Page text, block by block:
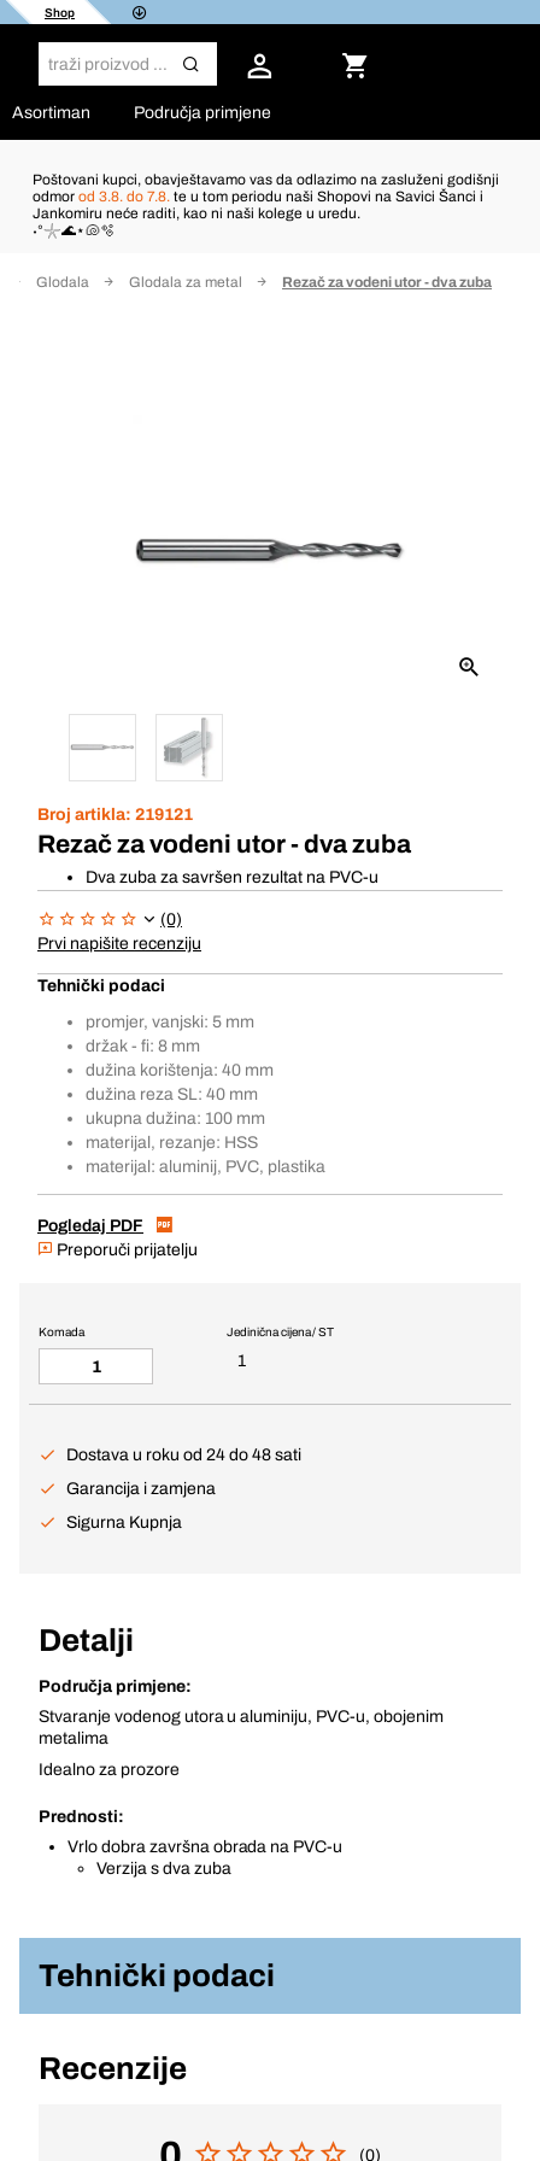
Shop
Asortiman Područja primjene
Poštovani kupci, obavještavamo vas da odlazimo na zasluženi godišnji
odmor od 3.8. do 7.8. te u tom periodu naši Shopovi na Savici Šanci i
Jankomiru neće raditi, kao ni naši kolege u uredu.
˖°𓇼🌊⋆🐚🫧
Glodala Glodala za metal Rezač za vodeni utor - dva zuba
Broj artikla: 219121
Rezač za vodeni utor - dva zuba
Dva zuba za savršen rezultat na PVC-u
(0)
Prvi napišite recenziju
Tehnički podaci
promjer, vanjski: 5 mm
držak - fi: 8 mm
dužina korištenja: 40 mm
dužina reza SL: 40 mm
ukupna dužina: 100 mm
materijal, rezanje: HSS
materijal: aluminij, PVC, plastika
Pogledaj PDF
Preporuči prijatelju
Jedinična cijena / ST
1
Komada
Dostava u roku od 24 do 48 sati
Garancija i zamjena
Sigurna Kupnja
Detalji
Područja primjene:
Stvaranje vodenog utora u aluminiju, PVC-u, obojenim
metalima
Idealno za prozore
Prednosti:
Vrlo dobra završna obrada na PVC-u
Verzija s dva zuba
Tehnički podaci
Recenzije
(0)